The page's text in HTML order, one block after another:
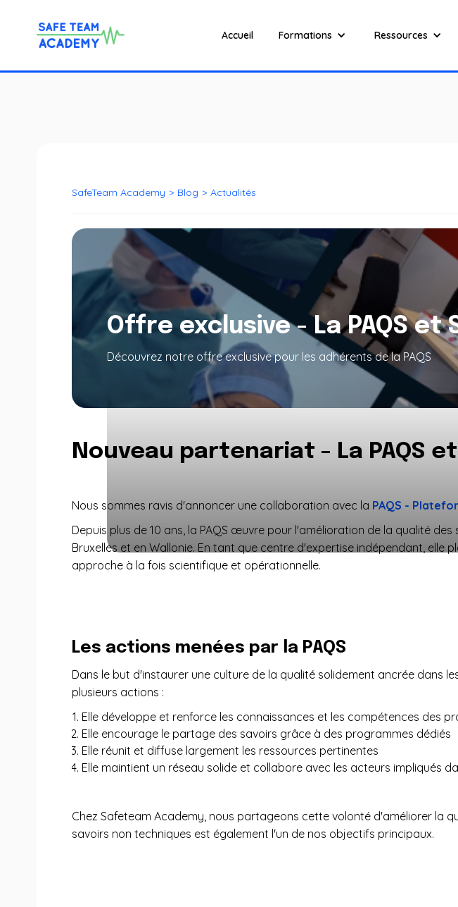
Accueil Formations Ressources
SafeTeam Academy > Blog > Actualités
Offre exclusive - La PAQS et
Découvrez notre offre exclusive pour les adhérents de la PAQS
Nouveau partenariat - La PAQS
Nous sommes ravis d'annoncer une collaboration avec la PAQS -
Depuis plus de 10 ans, la PAQS œuvre pour l'amélioration de la qualité
Bruxelles et en Wallonie. En tant que centre d'expertise indépendant,
approche à la fois scientifique et opérationnelle.
Les actions menées par la PAQS
Dans le but d'instaurer une culture de la qualité solidement ancrée dans
plusieurs actions :
Elle développe et renforce les connaissances et les compétences des
Elle encourage le partage des savoirs grâce à des programmes dédiés
Elle réunit et diffuse largement les ressources pertinentes
Elle maintient un réseau solide et collabore avec les acteurs impliqués
Chez Safeteam Academy, nous partageons cette volonté d'améliorer la
savoirs non techniques est également l'un de nos objectifs principaux.